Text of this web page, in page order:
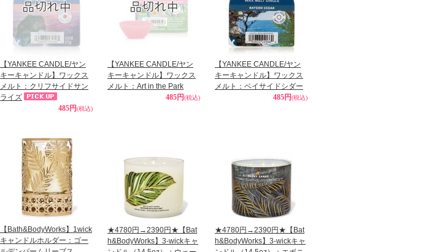
【YANKEE CANDLE/ヤン
キーキャンドル】ワックス
メルト：クリフサイドサン
ライズ
485円(税込)
【YANKEE CANDLE/ヤン
キーキャンドル】ワックス
メルト：Art in the Park
485円(税込)
【YANKEE CANDLE/ヤン
キーキャンドル】ワックス
メルト：ベイサイドシダー
485円(税込)
【Bath&BodyWorks】1wick
キャンドルホルダー：ゴー
★4780円→2390円★【Bat
h&BodyWorks】3-wickキャ
★4780円→2390円★【Bat
h&BodyWorks】3-wickキャ